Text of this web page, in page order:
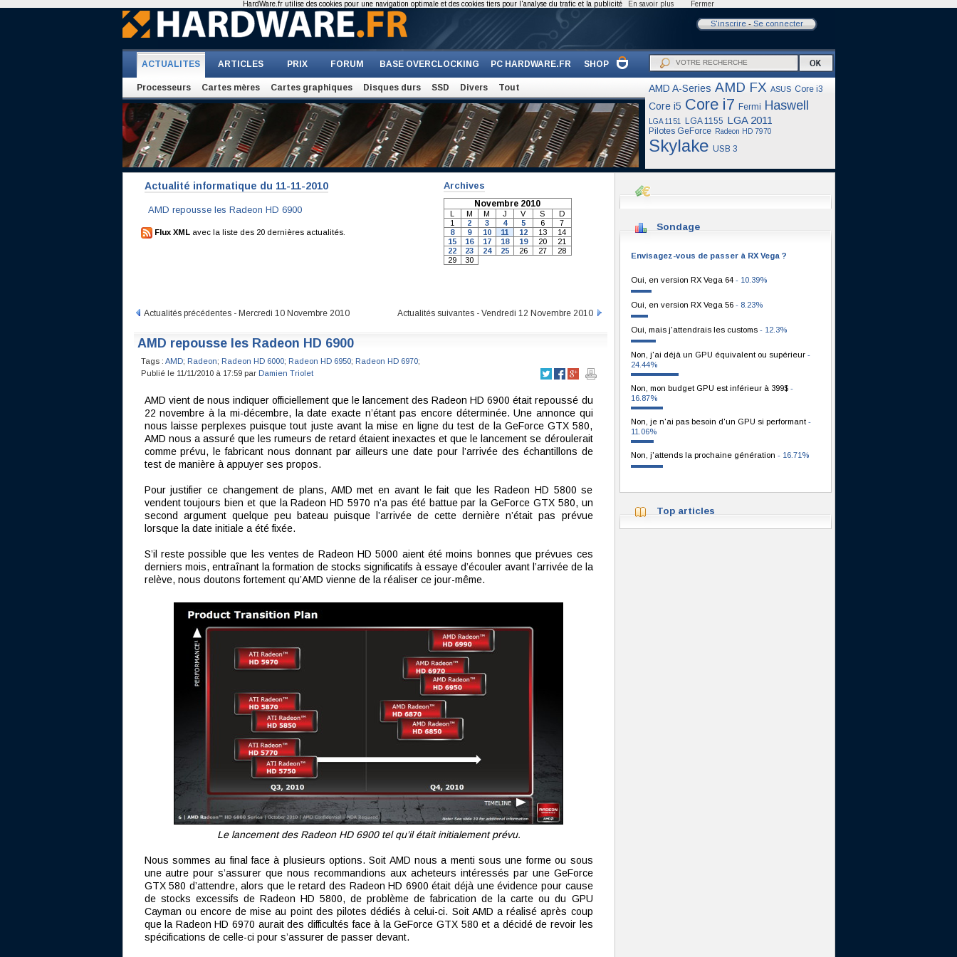
S'inscrire- Se connecter
ACTUALITES ARTICLES PRIX FORUM BASE OVERCLOCKING PC HARDWARE.FR SHOP
Processeurs Cartes mères Cartes graphiques Disques durs SSD Divers Tout AMD A-Series AMD FX ASUS Core i3
Core i5 Core i7 Fermi Haswell
LGA 1151 LGA 1155 LGA 2011
Pilotes GeForce Radeon HD 7970
Skylake USB 3
Actualité informatique du 11-11-2010
AMD repousse les Radeon HD 6900
Flux XMLavec la liste des 20 dernières actualités.
Archives
Novembre 2010
L M M J V S
D
1
2 3 4 5 6
7
8
9 10 11 12 13
14
15
16 17 18 19 20
21
22
23 24 25 26 27
28
29
30
Actualités précédentes - Mercredi 10 Novembre 2010 Actualités suivantes - Vendredi 12 Novembre 2010
AMD repousse les Radeon HD 6900
Tags : AMD; Radeon; Radeon HD 6000; Radeon HD 6950; Radeon HD 6970;
Publié le 11/11/2010 à 17:59 par Damien Triolet
AMD vient de nous indiquer officiellement que le lancement des Radeon HD 6900 était repoussé du
22 novembre à la mi-décembre, la date exacte n’étant pas encore déterminée. Une annonce qui
nous laisse perplexes puisque tout juste avant la mise en ligne du test de la GeForce GTX 580,
AMD nous a assuré que les rumeurs de retard étaient inexactes et que le lancement se déroulerait
comme prévu, le fabricant nous donnant par ailleurs une date pour l’arrivée des échantillons de
test de manière à appuyer ses propos.
Pour justifier ce changement de plans, AMD met en avant le fait que les Radeon HD 5800 se
vendent toujours bien et que la Radeon HD 5970 n’a pas été battue par la GeForce GTX 580, un
second argument quelque peu bateau puisque l’arrivée de cette dernière n’était pas prévue
lorsque la date initiale a été fixée.
S’il reste possible que les ventes de Radeon HD 5000 aient été moins bonnes que prévues ces
derniers mois, entraînant la formation de stocks significatifs à essaye d’écouler avant l’arrivée de la
relève, nous doutons fortement qu’AMD vienne de la réaliser ce jour-même.
Le lancement des Radeon HD 6900 tel qu’il était initialement prévu.
Nous sommes au final face à plusieurs options. Soit AMD nous a menti sous une forme ou sous
une autre pour s’assurer que nous recommandions aux acheteurs intéressés par une GeForce
GTX 580 d’attendre, alors que le retard des Radeon HD 6900 était déjà une évidence pour cause
de stocks excessifs de Radeon HD 5800, de problème de fabrication de la carte ou du GPU
Cayman ou encore de mise au point des pilotes dédiés à celui-ci. Soit AMD a réalisé après coup
que la Radeon HD 6970 aurait des difficultés face à la GeForce GTX 580 et a décidé de revoir les
spécifications de celle-ci pour s’assurer de passer devant.
Sondage
Envisagez-vous de passer à RX Vega ?
Oui, en version RX Vega 64 - 10.39%
Oui, en version RX Vega 56 - 8.23%
Oui, mais j'attendrais les customs - 12.3%
Non, j'ai déjà un GPU équivalent ou supérieur -
24.44%
Non, mon budget GPU est inférieur à 399$ -
16.87%
Non, je n'ai pas besoin d'un GPU si performant -
11.06%
Non, j'attends la prochaine génération - 16.71%
Top articles
HardWare.fr utilise des cookies pour une navigation optimale et des cookies tiers pour l'analyse du trafic et la publicité En savoir plus Fermer